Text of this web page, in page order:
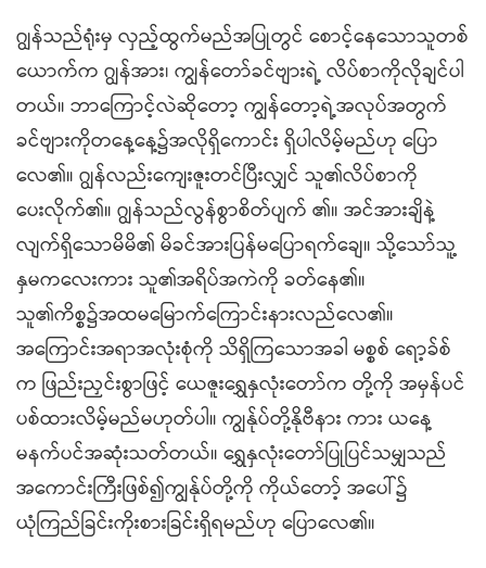
ဂျွန်သည်ရုံးမှ လှည့်ထွက်မည်အပြုတွင် စောင့်နေသောသူတစ်
ယောက်က ဂျွန်အား၊ ကျွန်တော်ခင်ဗျားရဲ့ လိပ်စာကိုလိုချင်ပါ
တယ်။ ဘာကြောင့်လဲဆိုတော့ ကျွန်တော့ရဲ့အလုပ်အတွက်
ခင်ဗျားကိုတနေ့နေ့၌အလိုရှိကောင်း ရှိပါလိမ့်မည်ဟု ပြော
လေ၏။ ဂျွန်လည်းကျေးဇူးတင်ပြီးလျှင် သူ၏လိပ်စာကို
ပေးလိုက်၏။ ဂျွန်သည်လွန်စွာစိတ်ပျက် ၏။ အင်အားချိနဲ့
လျက်ရှိသောမိမိ၏ မိခင်အားပြန်မပြောရက်ချေ။ သို့သော်သူ့
နှမကလေးကား သူ၏အရိပ်အကဲကို ခတ်နေ၏။
သူ၏ကိစ္စ၌အထမမြောက်ကြောင်းနားလည်လေ၏။
အကြောင်းအရာအလုံးစုံကို သိရှိကြသောအခါ မစ္စစ် ရော့ခ်စ်
က ဖြည်းညှင်းစွာဖြင့် ယေဇူးရွှေနှလုံးတော်က တို့ကို အမှန်ပင်
ပစ်ထားလိမ့်မည်မဟုတ်ပါ။ ကျွန်ုပ်တို့နိုဗီနား ကား ယနေ့
မနက်ပင်အဆုံးသတ်တယ်။ ရွှေနှလုံးတော်ပြုပြင်သမျှသည်
အကောင်းကြီးဖြစ်၍ကျွန်ုပ်တို့ကို ကိုယ်တော့် အပေါ်၌
ယုံကြည်ခြင်းကိုးစားခြင်းရှိရမည်ဟု ပြောလေ၏။